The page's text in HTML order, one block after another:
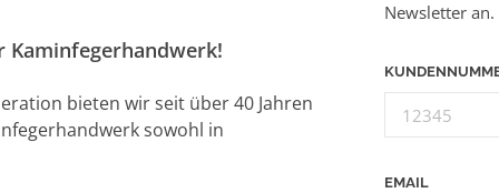
Kaminfegerhandwerk!
bieten wir seit über 40 Jahren
sowohl in
Newsletter an.
EMAIL